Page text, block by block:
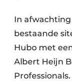
In
bestaande
Hubo met
Albert Heijn